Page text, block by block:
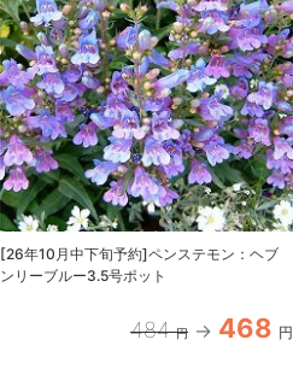
[26年10月中下旬予約]ペンステモン：ヘブ
ンリーブルー3.5号ポット
484 円 468 円